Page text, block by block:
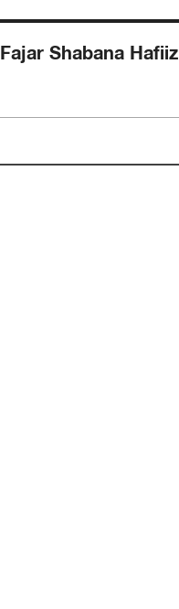
Fajar Shabana Hafiiz